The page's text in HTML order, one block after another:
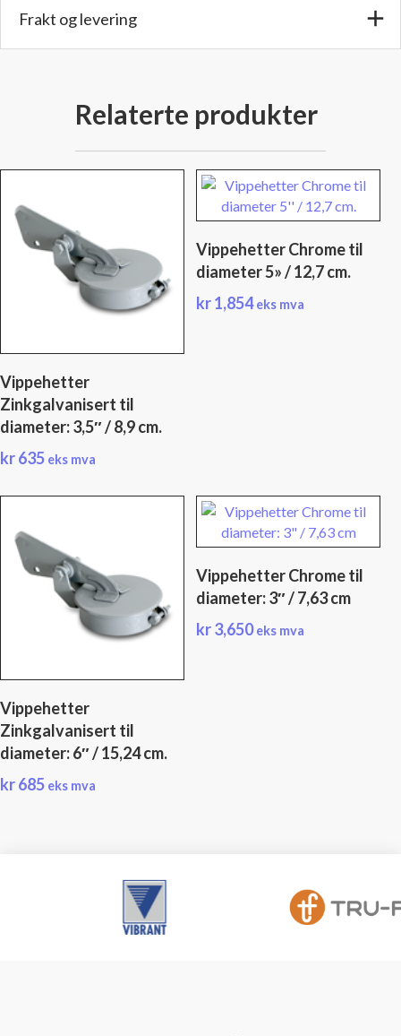
Frakt og levering
Relaterte produkter
Vippehetter
Zinkgalvanisert til
diameter: 3,5″ / 8,9 cm.
kr635 eks mva
Vippehetter Chrome til
diameter 5» / 12,7 cm.
kr1,854 eks mva
Vippehetter
Zinkgalvanisert til
diameter: 6″ / 15,24 cm.
kr685 eks mva
Vippehetter Chrome til
diameter: 3″ / 7,63 cm
kr3,650 eks mva